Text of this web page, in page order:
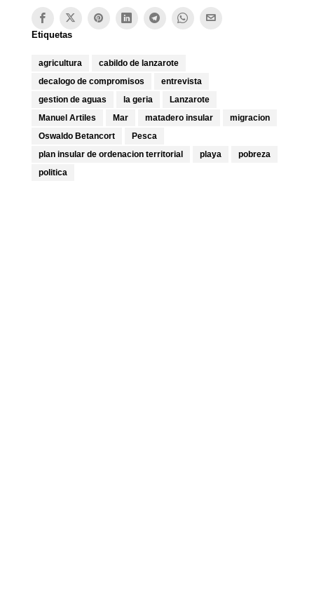
Etiquetas
agricultura
cabildo de lanzarote
decalogo de compromisos
entrevista
gestion de aguas
la geria
Lanzarote
Manuel Artiles
Mar matadero insular
migracion
Oswaldo Betancort
Pesca
plan insular de ordenacion territorial
playa
pobreza
politica